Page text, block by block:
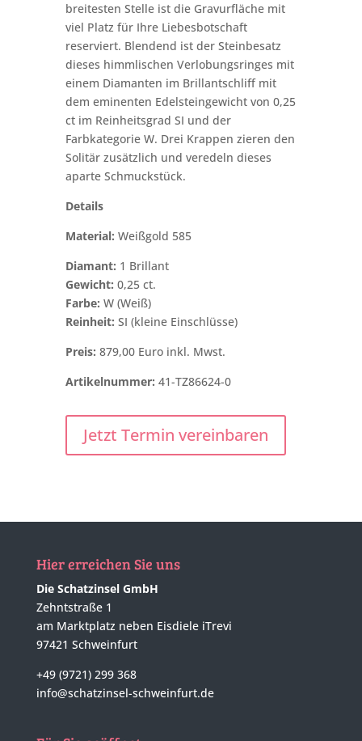
breitesten Stelle ist die Gravurfläche mit
viel Platz für Ihre Liebesbotschaft
reserviert. Blendend ist der Steinbesatz
dieses himmlischen Verlobungsringes mit
einem Diamanten im Brillantschliff mit
dem eminenten Edelsteingewicht von 0,25
ct im Reinheitsgrad SI und der
Farbkategorie W. Drei Krappen zieren den
Solitär zusätzlich und veredeln dieses
aparte Schmuckstück.
Details
Material: Weißgold 585
Diamant: 1 Brillant
Gewicht: 0,25 ct.
Farbe: W (Weiß)
Reinheit: SI (kleine Einschlüsse)
Preis: 879,00 Euro inkl. Mwst.
Artikelnummer: 41-TZ86624-0
Jetzt Termin vereinbaren
Hier erreichen Sie uns
Die Schatzinsel GmbH
Zehntstraße 1
am Marktplatz neben Eisdiele iTrevi
97421 Schweinfurt
+49 (9721) 299 368
info@schatzinsel-schweinfurt.de